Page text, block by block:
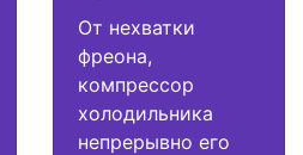
От нехватки
фреона,
компрессор
холодильника
непрерывно его